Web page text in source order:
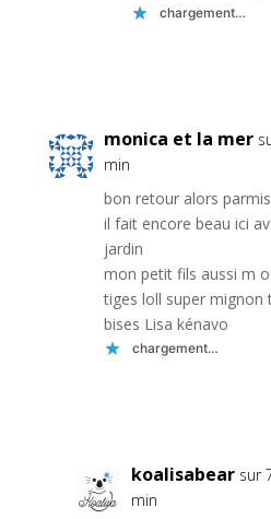
chargement…
monica et la mer
min
bon retour alors
il fait encore beau ici
jardin
mon petit fils aussi m
tiges loll super
bises Lisa kénavo
chargement…
koalisabear sur
min